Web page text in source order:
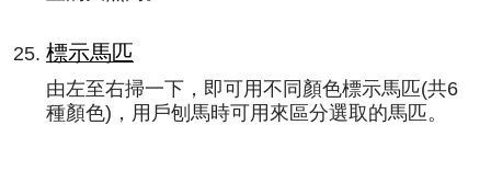
標示馬匹
由左至右掃一下，即可用不同顏色標示馬匹(共6
種顏色)，用戶刨馬時可用來區分選取的馬匹。